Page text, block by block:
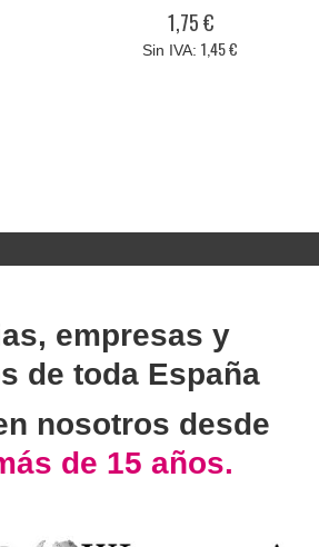
1,75 €
1,45 €
empresas y
de toda España
nosotros desde
de 15 años.